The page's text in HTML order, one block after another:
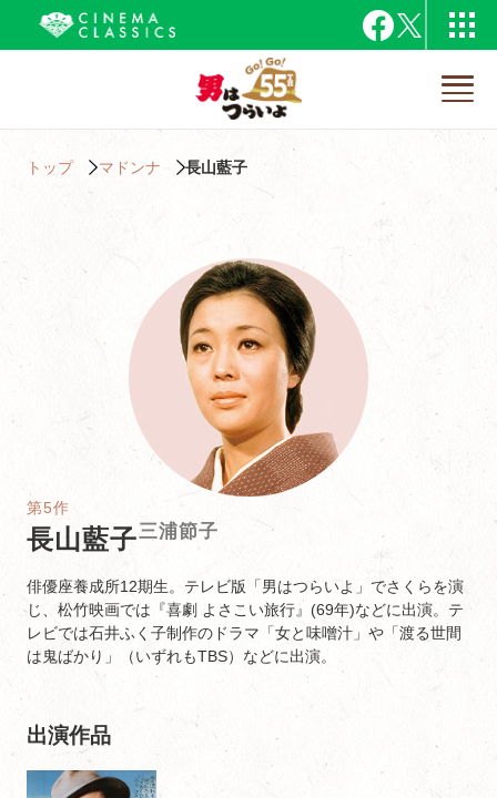
トップ マドンナ 長山藍子
第5作
長山藍子三浦節子
俳優座養成所12期生。テレビ版「男はつらいよ」でさくらを演
じ、松竹映画では『喜劇 よさこい旅行』(69年)などに出演。テ
レビでは石井ふく子制作のドラマ「女と味噌汁」や「渡る世間
は鬼ばかり」（いずれもTBS）などに出演。
出演作品